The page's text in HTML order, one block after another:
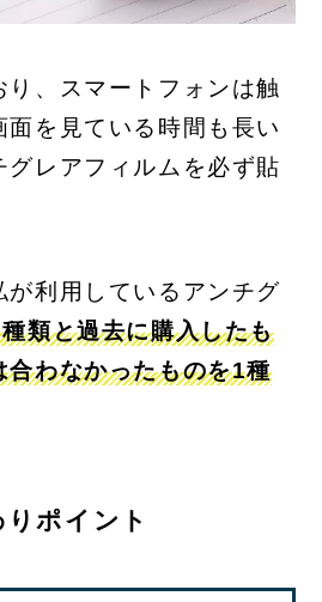
り、スマートフォンは触
面を見ている時間も長い
グレアフィルムを必ず貼
が利用しているアンチグ
類と過去に購入したも
合わなかったものを1種
ポイント